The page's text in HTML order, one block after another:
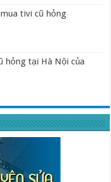
tivi cũ hỏng
hỏng tại Hà Nội của